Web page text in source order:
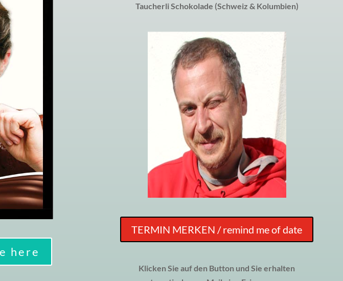
here
Taucherli Schokolade (Schweiz & Kolumbien)
TERMIN MERKEN / remind me of date
Klicken Sie auf den Button und Sie erhalten